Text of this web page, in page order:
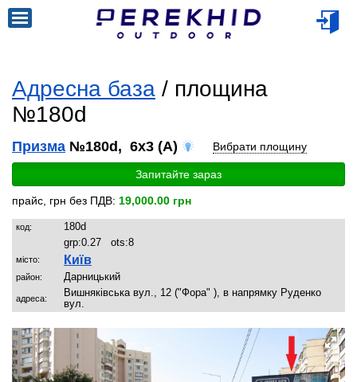
Адресна база / площина
№180d
Призма №180d, 6x3 (A) Вибрати площину
Запитайте зараз
прайс, грн без ПДВ: 19,000.00 грн
код:
180d
grp:0.27 ots:8
місто: Київ
район: Дарницький
адреса:
Вишняківська вул., 12 ("Фора" ), в напрямку Руденко
вул.